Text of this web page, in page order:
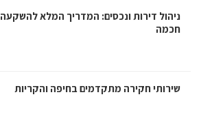
ניהול דירות ונכסים: המדריך המלא להשקעה
חכמה
שירותי חקירה מתקדמים בחיפה והקריות